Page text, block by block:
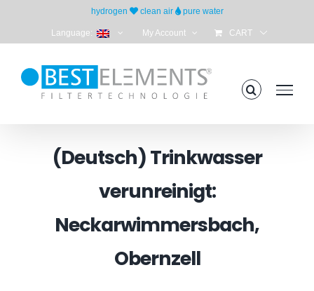
hydrogen clean air pure water
Language: My Account CART
(Deutsch) Trinkwasser
verunreinigt:
Neckarwimmersbach,
Obernzell